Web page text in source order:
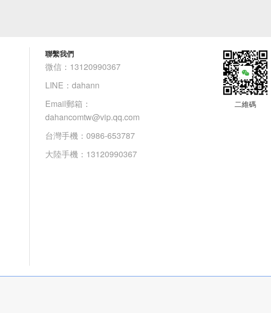
聯繫我們
微信：13120990367
LINE：dahann
Email郵箱：
dahancomtw@vip.qq.com
台灣手機：0986-653787
大陸手機：13120990367
二維碼